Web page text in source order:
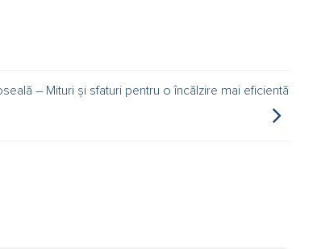
– Mituri și sfaturi pentru o încălzire mai eficientă